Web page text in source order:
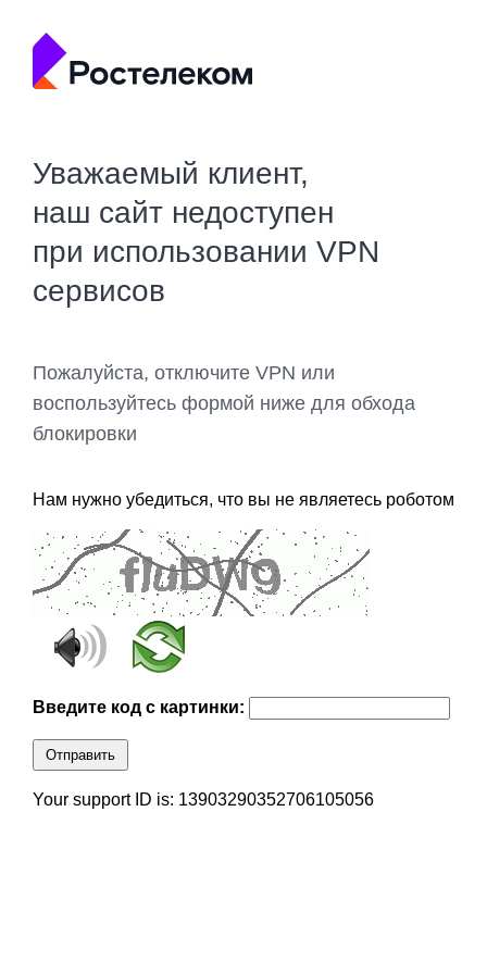
Уважаемый клиент,
наш сайт недоступен
при использовании VPN
сервисов
Пожалуйста, отключите VPN или
воспользуйтесь формой ниже для обхода
блокировки
Нам нужно убедиться, что вы не являетесь роботом
Введите код с картинки:
Отправить
Your support ID is: 13903290352706105056